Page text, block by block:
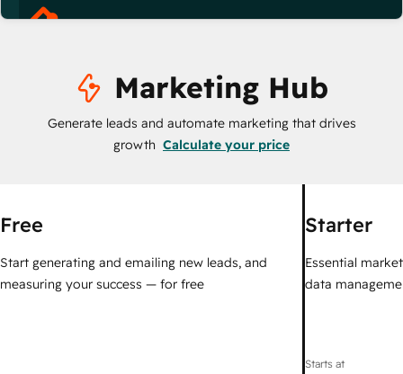
Marketing Hub
Generate leads and automate marketing that drives
growth Calculate your price
Free
Start generating and emailing new leads, and
measuring your success — for free
Starter
Essential
data
Starts at